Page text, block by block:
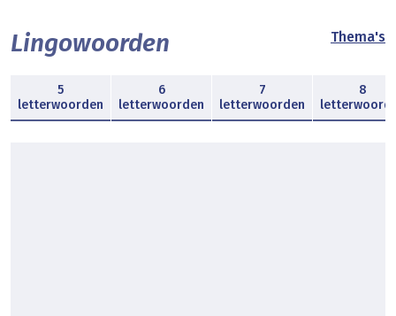
Lingowoorden Thema's
5
letterwoorden
6
letterwoorden
7
letterwoorden
8